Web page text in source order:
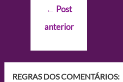
Navegação
Post
← Post
anterior
REGRAS DOS COMENTÁRIOS: